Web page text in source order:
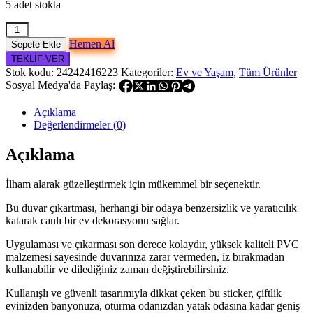
250.00₺.
5 adet stokta
Tropikal
Bitki
Duvar
Sticker
adet
Sepete Ekle Hemen Al
TEKLİF VER
Stok kodu: 24242416223 Kategoriler: Ev ve Yaşam, Tüm Ürünler
Sosyal Medya'da Paylaş:
Açıklama
Değerlendirmeler (0)
Açıklama
İlham alarak güzelleştirmek için mükemmel bir seçenektir.
Bu duvar çıkartması, herhangi bir odaya benzersizlik ve yaratıcılık
katarak canlı bir ev dekorasyonu sağlar.
Uygulaması ve çıkarması son derece kolaydır, yüksek kaliteli PVC
malzemesi sayesinde duvarınıza zarar vermeden, iz bırakmadan
kullanabilir ve dilediğiniz zaman değiştirebilirsiniz.
Kullanışlı ve güvenli tasarımıyla dikkat çeken bu sticker, çiftlik
evinizden banyonuza, oturma odanızdan yatak odasına kadar geniş